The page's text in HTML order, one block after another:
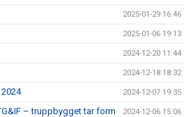
2025-01-29 16:46
2025-01-06 19:13
2024-12-20 11:44
2024-12-18 18:32
2024-12-07 19:35
– truppbygget tar form 2024-12-06 15:06